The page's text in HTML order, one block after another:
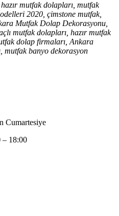
mutfak dolapları, mutfak
2020, çimstone mutfak,
Mutfak Dolap Dekorasyonu,
mutfak dolapları, hazır mutfak
dolap firmaları, Ankara
mutfak banyo dekorasyon
Cumartesiye
– 18:00